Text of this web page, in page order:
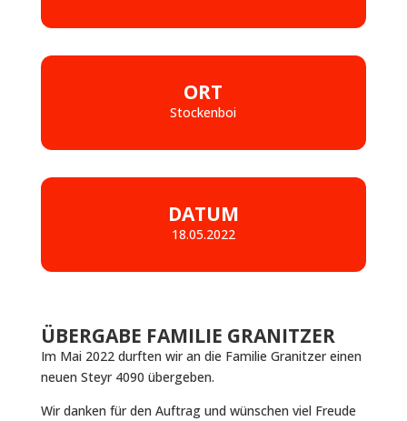
ORT
Stockenboi
DATUM
18.05.2022
ÜBERGABE FAMILIE GRANITZER
Im Mai 2022 durften wir an die Familie Granitzer einen
neuen Steyr 4090 übergeben.
Wir danken für den Auftrag und wünschen viel Freude